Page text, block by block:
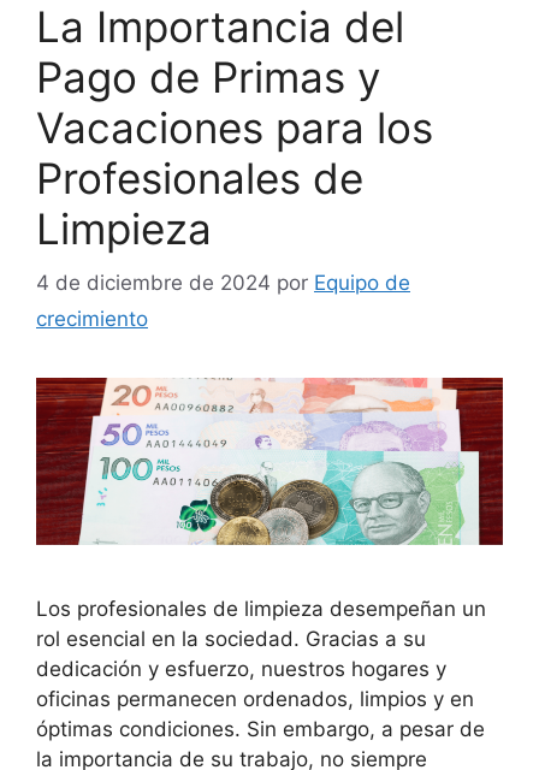
La Importancia del
Pago de Primas y
Vacaciones para los
Profesionales de
Limpieza
4 de diciembre de 2024 por Equipo de
crecimiento
Los profesionales de limpieza desempeñan un
rol esencial en la sociedad. Gracias a su
dedicación y esfuerzo, nuestros hogares y
oficinas permanecen ordenados, limpios y en
óptimas condiciones. Sin embargo, a pesar de
la importancia de su trabajo, no siempre